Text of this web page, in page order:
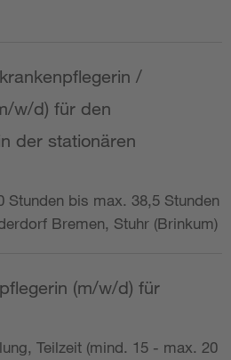
/
w/d) für den
der stationären
Stunden bis max. 38,5 Stunden
Bremen, Stuhr (Brinkum)
(m/w/d) für
Teilzeit (mind. 15 - max. 20